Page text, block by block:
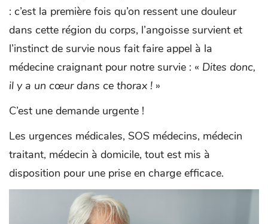
: c’est la première fois qu’on ressent une douleur
dans cette région du corps, l’angoisse survient et
l’instinct de survie nous fait faire appel à la
médecine craignant pour notre survie : « Dites donc,
il y a un cœurdans ce thorax ! »
C’est une demande urgente !
Les urgences médicales, SOS médecins, médecin
traitant, médecin à domicile, tout est mis à
disposition pour une prise en charge efficace.